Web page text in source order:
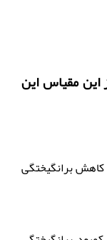
مقیاس این
برانگیختگی